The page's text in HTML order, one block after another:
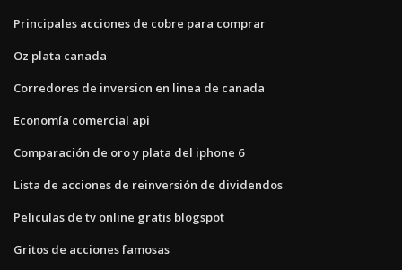
Principales acciones de cobre para comprar
Oz plata canada
Corredores de inversion en linea de canada
Economía comercial api
Comparación de oro y plata del iphone 6
Lista de acciones de reinversión de dividendos
Peliculas de tv online gratis blogspot
Gritos de acciones famosas